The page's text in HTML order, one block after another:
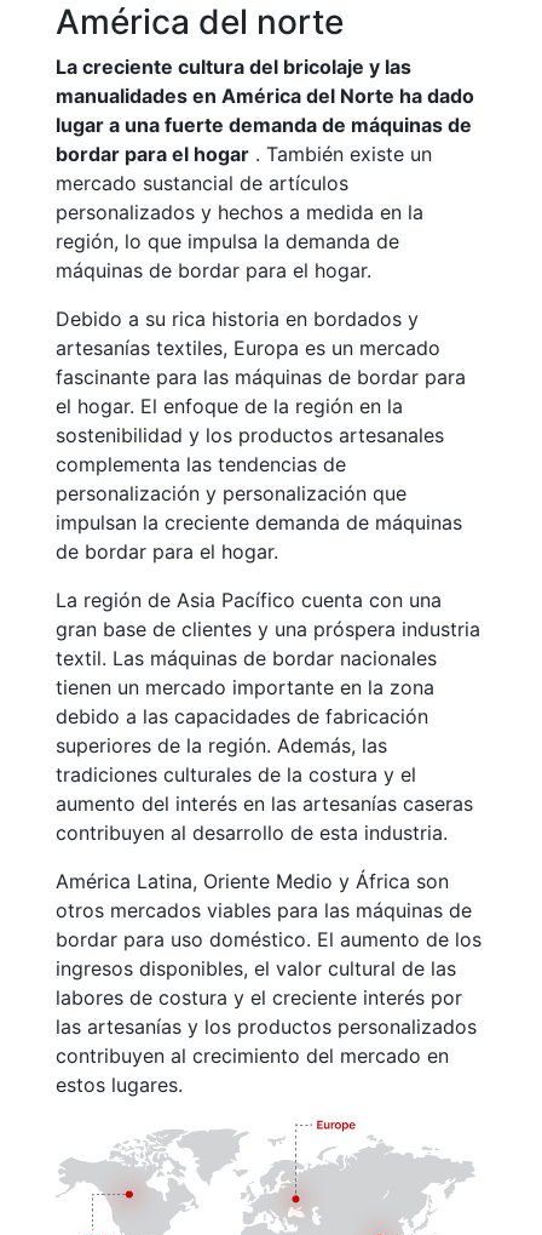
América del norte
La creciente cultura del bricolaje y las
manualidades en América del Norte ha dado
lugar a una fuerte demanda de máquinas de
bordar para el hogar . También existe un
mercado sustancial de artículos
personalizados y hechos a medida en la
región, lo que impulsa la demanda de
máquinas de bordar para el hogar.
Debido a su rica historia en bordados y
artesanías textiles, Europa es un mercado
fascinante para las máquinas de bordar para
el hogar. El enfoque de la región en la
sostenibilidad y los productos artesanales
complementa las tendencias de
personalización y personalización que
impulsan la creciente demanda de máquinas
de bordar para el hogar.
La región de Asia Pacífico cuenta con una
gran base de clientes y una próspera industria
textil. Las máquinas de bordar nacionales
tienen un mercado importante en la zona
debido a las capacidades de fabricación
superiores de la región. Además, las
tradiciones culturales de la costura y el
aumento del interés en las artesanías caseras
contribuyen al desarrollo de esta industria.
América Latina, Oriente Medio y África son
otros mercados viables para las máquinas de
bordar para uso doméstico. El aumento de los
ingresos disponibles, el valor cultural de las
labores de costura y el creciente interés por
las artesanías y los productos personalizados
contribuyen al crecimiento del mercado en
estos lugares.